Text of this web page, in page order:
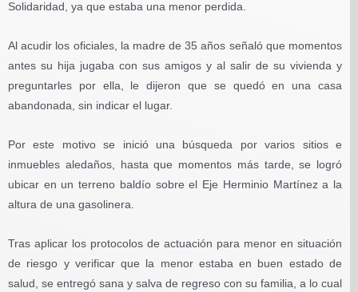
Solidaridad, ya que estaba una menor perdida.
Al acudir los oficiales, la madre de 35 años señaló que momentos
antes su hija jugaba con sus amigos y al salir de su vivienda y
preguntarles por ella, le dijeron que se quedó en una casa
abandonada, sin indicar el lugar.
Por este motivo se inició una búsqueda por varios sitios e
inmuebles aledaños, hasta que momentos más tarde, se logró
ubicar en un terreno baldío sobre el Eje Herminio Martínez a la
altura de una gasolinera.
Tras aplicar los protocolos de actuación para menor en situación
de riesgo y verificar que la menor estaba en buen estado de
salud, se entregó sana y salva de regreso con su familia, a lo cual